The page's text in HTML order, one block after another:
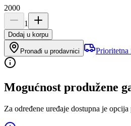
2000
1
Dodaj u korpu
Pronađi u prodavnici Prioritetna
Mogućnost produžene
Za određene uređaje dostupna je